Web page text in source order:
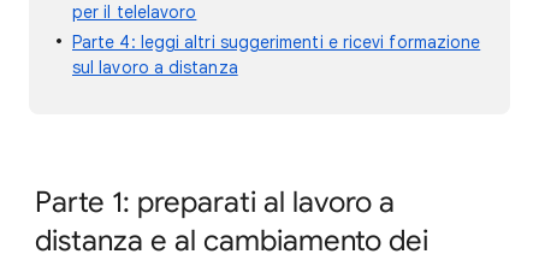
per il telelavoro
Parte 4: leggi altri suggerimenti e ricevi formazione
sul lavoro a distanza
Parte 1: preparati al lavoro a
distanza e al cambiamento dei